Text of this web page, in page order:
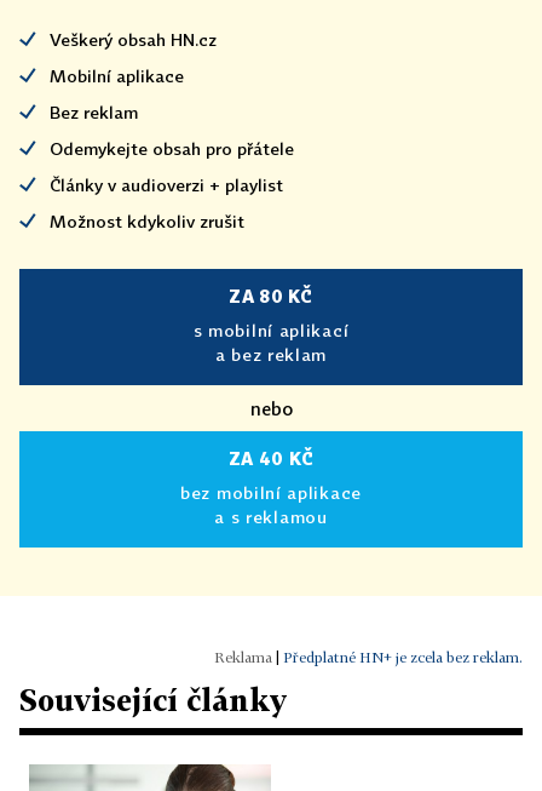
Veškerý obsah HN.cz
Mobilní aplikace
Bez reklam
Odemykejte obsah pro přátele
Články v audioverzi + playlist
Možnost kdykoliv zrušit
ZA 80 KČ
s mobilní aplikací
a bez reklam
nebo
ZA 40 KČ
bez mobilní aplikace
a s reklamou
Předplatné HN+ je zcela bez reklam.
Související články